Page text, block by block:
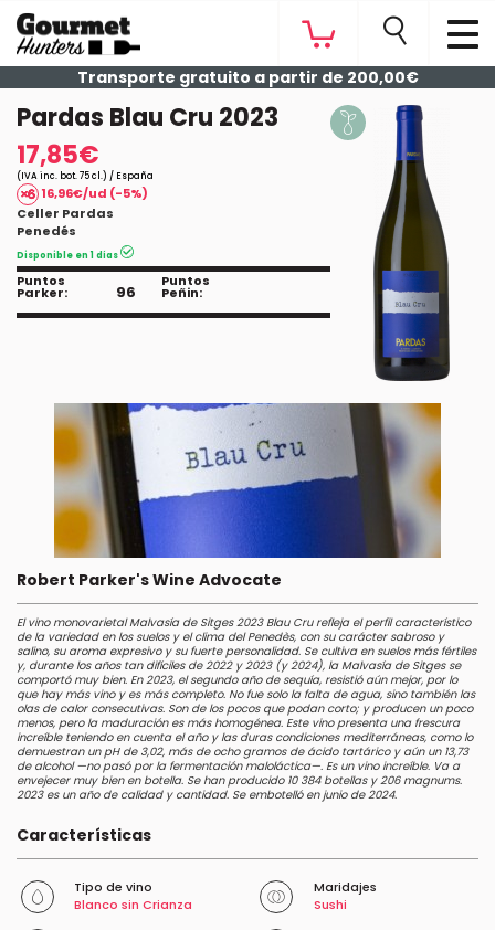
Transporte gratuito a partir de 200,00€
Pardas Blau Cru 2023
17,85€
(IVA inc. bot. 75 cl.) / España
16,96€/ud (-5%)
Celler Pardas
Penedés
Disponible en 1 días
Puntos
Parker: 96
Puntos
Peñin:
Robert Parker's Wine Advocate
El vino monovarietal Malvasía de Sitges 2023 Blau Cru refleja el perfil característico
de la variedad en los suelos y el clima del Penedès, con su carácter sabroso y
salino, su aroma expresivo y su fuerte personalidad. Se cultiva en suelos más fértiles
y, durante los años tan difíciles de 2022 y 2023 (y 2024), la Malvasía de Sitges se
comportó muy bien. En 2023, el segundo año de sequía, resistió aún mejor, por lo
que hay más vino y es más completo. No fue solo la falta de agua, sino también las
olas de calor consecutivas. Son de los pocos que podan corto; y producen un poco
menos, pero la maduración es más homogénea. Este vino presenta una frescura
increíble teniendo en cuenta el año y las duras condiciones mediterráneas, como lo
demuestran un pH de 3,02, más de ocho gramos de ácido tartárico y aún un 13,73
de alcohol —no pasó por la fermentación maloláctica—. Es un vino increíble. Va a
envejecer muy bien en botella. Se han producido 10 384 botellas y 206 magnums.
2023 es un año de calidad y cantidad. Se embotelló en junio de 2024.
Características
Tipo de vino
Blanco sin Crianza
Maridajes
Sushi